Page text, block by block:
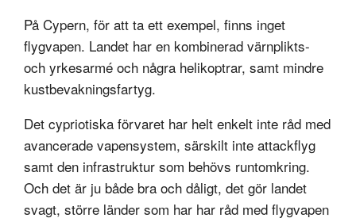
På Cypern, för att ta ett exempel, finns inget
flygvapen. Landet har en kombinerad värnplikts-
och yrkesarmé och några helikoptrar, samt mindre
kustbevakningsfartyg.
Det cypriotiska förvaret har helt enkelt inte råd med
avancerade vapensystem, särskilt inte attackflyg
samt den infrastruktur som behövs runtomkring.
Och det är ju både bra och dåligt, det gör landet
svagt, större länder som har har råd med flygvapen